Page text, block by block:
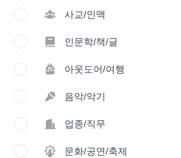
사교/인맥
인문학/책/글
아웃도어/여행
음악/악기
업종/직무
문화/공연/축제